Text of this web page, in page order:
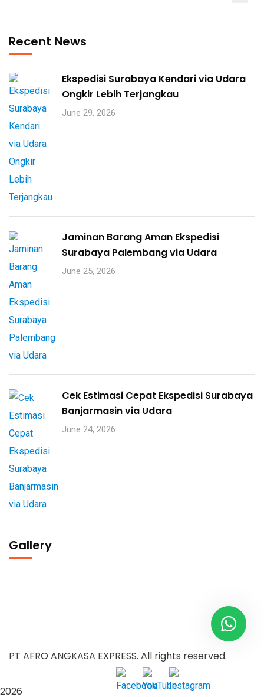
Recent News
Ekspedisi Surabaya Kendari via Udara
Ongkir Lebih Terjangkau
June 29, 2026
Jaminan Barang Aman Ekspedisi
Surabaya Palembang via Udara
June 25, 2026
Cek Estimasi Cepat Ekspedisi Surabaya
Banjarmasin via Udara
June 24, 2026
Gallery
PT AFRO ANGKASA EXPRESS. All rights reserved.
2026